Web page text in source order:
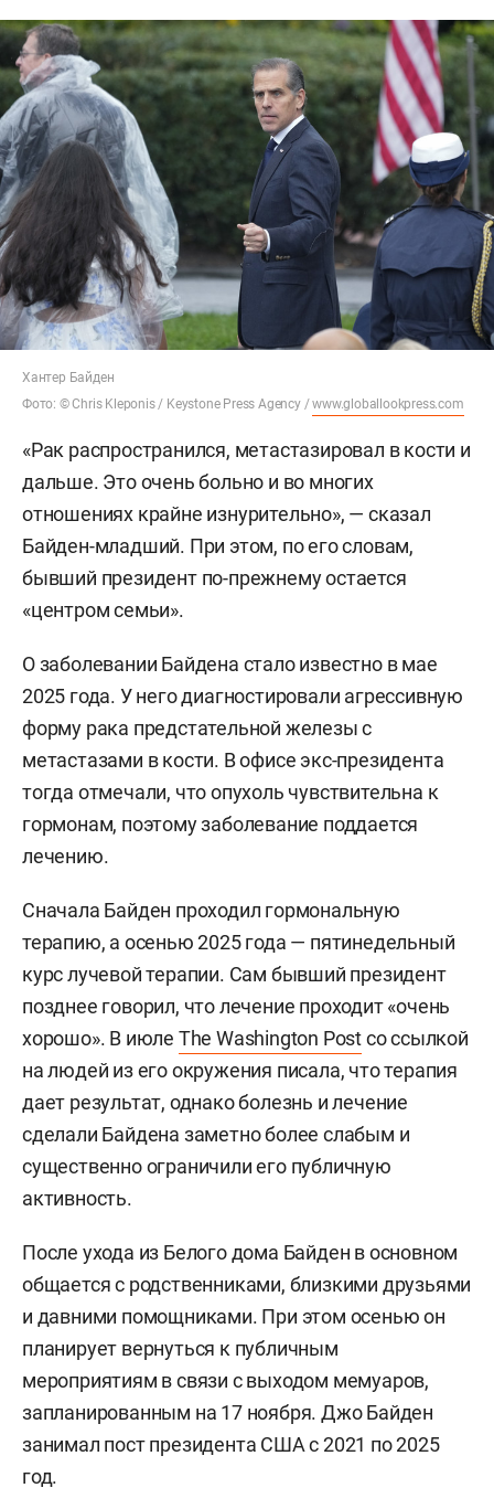
Хантер Байден
Фото: © Chris Kleponis / Keystone Press Agency /www.globallookpress.com
«Рак распространился, метастазировал в кости и
дальше. Это очень больно и во многих
отношениях крайне изнурительно», — сказал
Байден-младший. При этом, по его словам,
бывший президент по-прежнему остается
«центром семьи».
О заболевании Байдена стало известно в мае
2025 года. У него диагностировали агрессивную
форму рака предстательной железы с
метастазами в кости. В офисе экс-президента
тогда отмечали, что опухоль чувствительна к
гормонам, поэтому заболевание поддается
лечению.
Сначала Байден проходил гормональную
терапию, а осенью 2025 года — пятинедельный
курс лучевой терапии. Сам бывший президент
позднее говорил, что лечение проходит «очень
хорошо». В июле The Washington Postсо ссылкой
на людей из его окружения писала, что терапия
дает результат, однако болезнь и лечение
сделали Байдена заметно более слабым и
существенно ограничили его публичную
активность.
После ухода из Белого дома Байден в основном
общается с родственниками, близкими друзьями
и давними помощниками. При этом осенью он
планирует вернуться к публичным
мероприятиям в связи с выходом мемуаров,
запланированным на 17 ноября. Джо Байден
занимал пост президента США с 2021 по 2025
год.